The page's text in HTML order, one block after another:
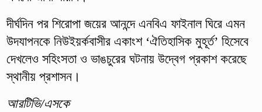
দীর্ঘদিন পর শিরোপা জয়ের আনন্দে এনবিএ ফাইনাল ঘিরে এমন
উদযাপনকে নিউইয়র্কবাসীর একাংশ ‘ঐতিহাসিক মুহূর্ত’ হিসেবে
দেখলেও সহিংসতা ও ভাঙচুরের ঘটনায় উদ্বেগ প্রকাশ করেছে
স্থানীয় প্রশাসন।
আরটিভি/এসকে